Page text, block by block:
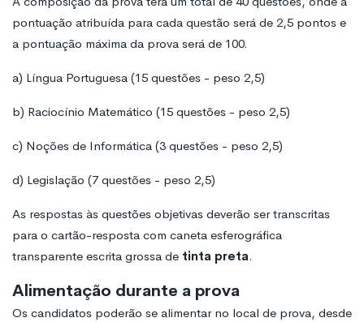
pontuação atribuída para cada questão será de 2,5 pontos e
a pontuação máxima da prova será de 100.
a) Língua Portuguesa (15 questões - peso 2,5)
b) Raciocínio Matemático (15 questões - peso 2,5)
c) Noções de Informática (3 questões - peso 2,5)
d) Legislação (7 questões - peso 2,5)
As respostas às questões objetivas deverão ser transcritas
para o cartão-resposta com caneta esferográfica
transparente escrita grossa de tinta preta.
Alimentação durante a prova
Os candidatos poderão se alimentar no local de prova, desde